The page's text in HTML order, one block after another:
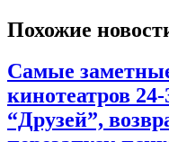
Похожие
Самые
кинотеатров
“Друзей”,